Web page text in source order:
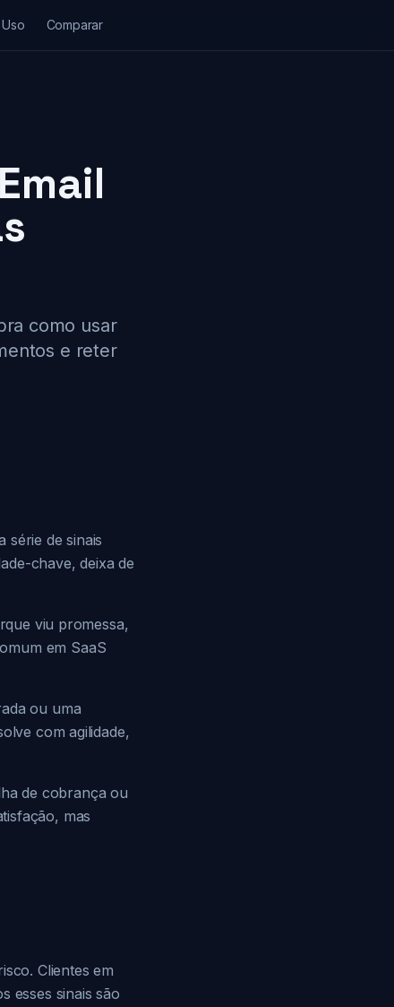
Comparar
como usar
e reter
série de sinais
chave, deixa de
viu promessa,
em SaaS
ou uma
com agilidade,
de cobrança ou
mas
Clientes em
esses sinais são